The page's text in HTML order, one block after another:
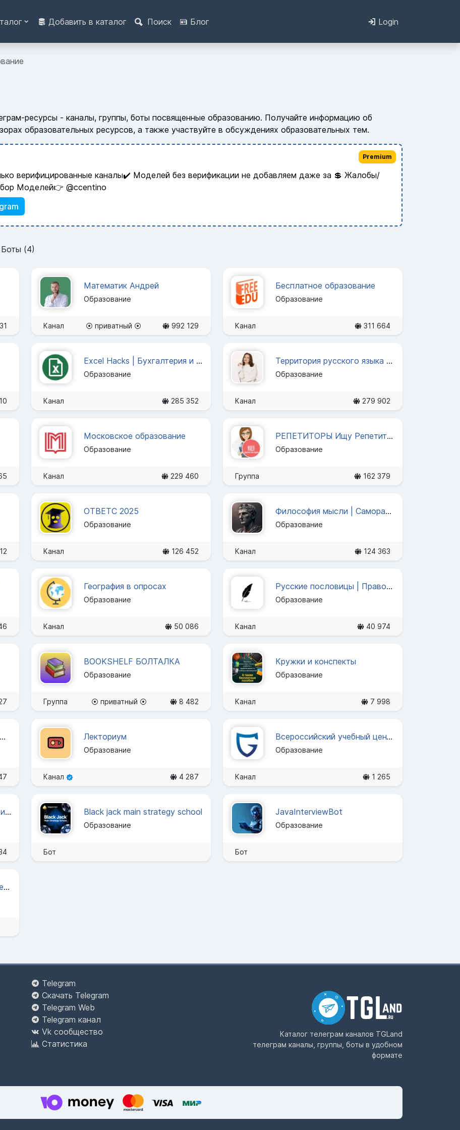
Добавить в каталог Поиск Блог Login
ресурсы - каналы, группы, боты посвященные образованию. Получайте информацию об
образовательных ресурсов, а также участвуйте в обсуждениях образовательных тем.
верифицированные каналы✔️ Моделей без верификации не добавляем даже за 💲 Жалобы/
Моделей👉 @ccentino
Premium
Боты (4)
Математик Андрей
Образование
Канал ⦿ приватный ⦿ 992 129
Бесплатное образование
Образование
Канал 311 664
Excel Hacks | Бухгалтерия и Аналитика
Образование
Канал 285 352
Территория русского языка | ОГЭ по русскому языку 2025
Образование
Канал 279 902
Московское образование
Образование
Канал 229 460
РЕПЕТИТОРЫ Ищу Репетитора
Образование
Группа 162 379
ОТВЕТС 2025
Образование
Канал 126 452
Философия мысли | Саморазвитие
Образование
Канал 124 363
География в опросах
Образование
Канал 50 086
Русские пословицы | Правописание
Образование
Канал 40 974
BOOKSHELF БОЛТАЛКА
Образование
Группа ⦿ приватный ⦿ 8 482
Кружки и конспекты
Образование
Канал 7 998
Институт Психоанализа (АНО ВО «ВЕИП») Лекториум
Образование
Канал 4 287
Всероссийский учебный центр "Гарант"
Образование
Канал 1 265
Cosmopolit — образование и каникулы за рубежом Black jack main strategy school
Образование
Бот
JavaInterviewBot
Образование
Бот
Аудио сказки, книги, колыбельные
Telegram
Скачать Telegram
Telegram Web
Telegram канал
Vk сообщество
Статистика
Каталог телеграм каналов TGLand
телеграм каналы, группы, боты в удобном
формате